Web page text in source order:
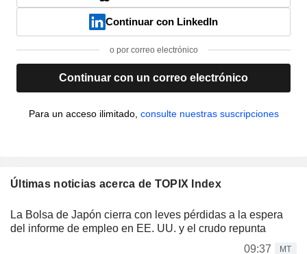
Continuar con LinkedIn
o por correo electrónico
Continuar con un correo electrónico
Para un acceso ilimitado, consulte nuestras suscripciones
Últimas noticias acerca de TOPIX Index
La Bolsa de Japón cierra con leves pérdidas a la espera
del informe de empleo en EE. UU. y el crudo repunta
09:37
MT